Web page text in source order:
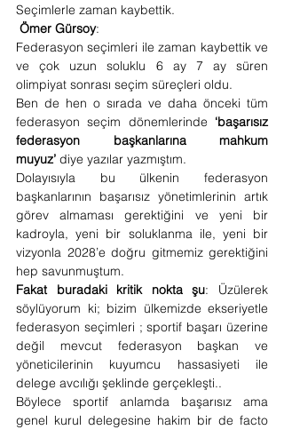
Seçimlerle zaman kaybettik.
Ömer Gürsoy:
Federasyon seçimleri ile zaman kaybettik ve
ve çok uzun soluklu 6 ay 7 ay süren
olimpiyat sonrası seçim süreçleri oldu.
Ben de hen o sırada ve daha önceki tüm
federasyon seçim dönemlerinde ‘başarısız
federasyon başkanlarına mahkum
muyuz’ diye yazılar yazmıştım.
Dolayısıyla bu ülkenin federasyon
başkanlarının başarısız yönetimlerinin artık
görev almaması gerektiğini ve yeni bir
kadroyla, yeni bir soluklanma ile, yeni bir
vizyonla 2028’e doğru gitmemiz gerektiğini
hep savunmuştum.
Fakat buradaki kritik nokta şu: Üzülerek
söylüyorum ki; bizim ülkemizde ekseriyetle
federasyon seçimleri ; sportif başarı üzerine
değil mevcut federasyon başkan ve
yöneticilerinin kuyumcu hassasiyeti ile
delege avcılığı şeklinde gerçekleşti..
Böylece sportif anlamda başarısız ama
genel kurul delegesine hakim bir de facto